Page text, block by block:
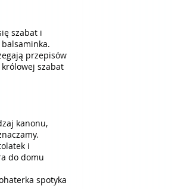
przepisów
szabat
kanonu,
do domu